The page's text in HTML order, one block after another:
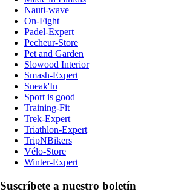
Nauti-wave
On-Fight
Padel-Expert
Pecheur-Store
Pet and Garden
Slowood Interior
Smash-Expert
Sneak'In
Sport is good
Training-Fit
Trek-Expert
Triathlon-Expert
TripNBikers
Vélo-Store
Winter-Expert
Suscríbete a nuestro boletín